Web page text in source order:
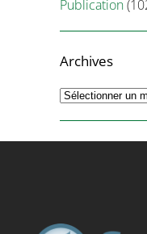
Publication
Archives
Archives